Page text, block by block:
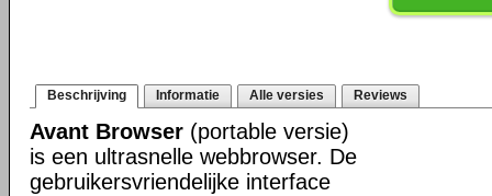
Beschrijving Informatie Alle versies Reviews
Avant Browser (portable versie)
is een ultrasnelle webbrowser. De
gebruikersvriendelijke interface